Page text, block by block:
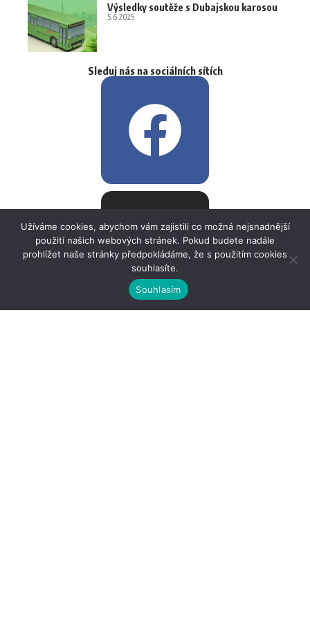
Výsledky soutěže s Dubajskou karosou
5.6.2025
Sleduj nás na sociálních sítích
Užíváme cookies, abychom vám zajistili co možná nejsnadnější
použití našich webových stránek. Pokud budete nadále
prohlížet naše stránky předpokládáme, že s použitím cookies
souhlasíte.
Souhlasím